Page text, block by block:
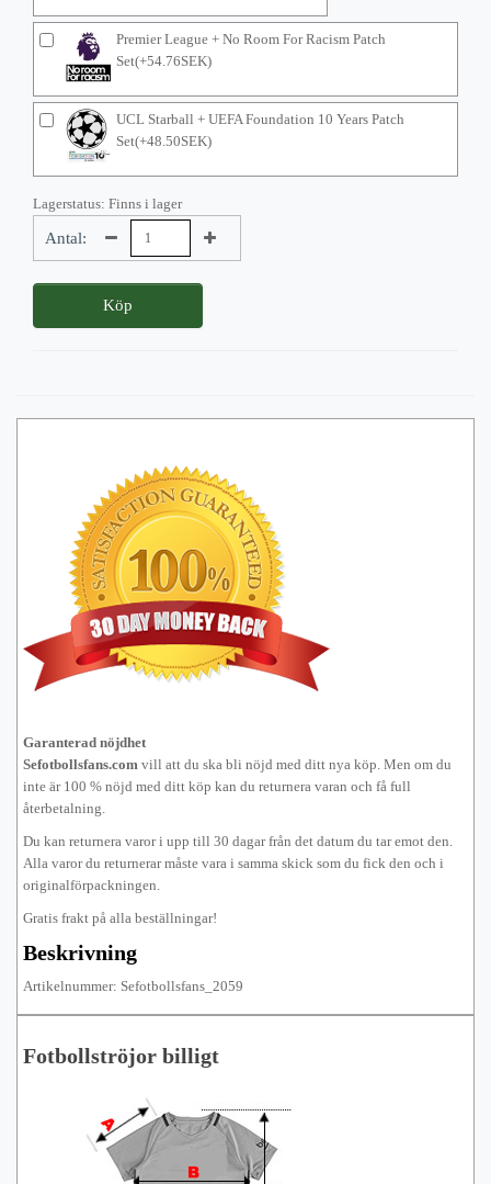
Premier League + No Room For Racism Patch
Set(+54.76SEK)
UCL Starball + UEFA Foundation 10 Years Patch
Set(+48.50SEK)
Lagerstatus: Finns i lager
Antal:
Köp
Garanterad nöjdhet
Sefotbollsfans.com vill att du ska bli nöjd med ditt nya köp. Men om du
inte är 100 % nöjd med ditt köp kan du returnera varan och få full
återbetalning.
Du kan returnera varor i upp till 30 dagar från det datum du tar emot den.
Alla varor du returnerar måste vara i samma skick som du fick den och i
originalförpackningen.
Gratis frakt på alla beställningar!
Beskrivning
Artikelnummer: Sefotbollsfans_2059
Fotbollströjor billigt